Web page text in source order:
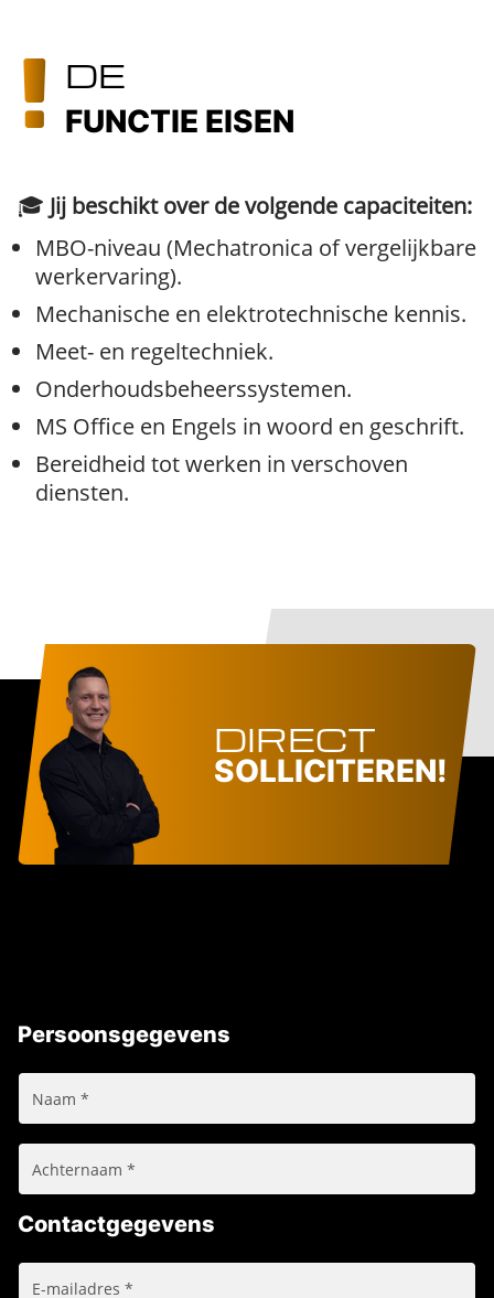
DE
FUNCTIE EISEN
🎓 Jij beschikt over de volgende capaciteiten:
MBO-niveau (Mechatronica of vergelijkbare
werkervaring).
Mechanische en elektrotechnische kennis.
Meet- en regeltechniek.
Onderhoudsbeheerssystemen.
MS Office en Engels in woord en geschrift.
Bereidheid tot werken in verschoven
diensten.
DIRECT
SOLLICITEREN!
Persoonsgegevens
Contactgegevens